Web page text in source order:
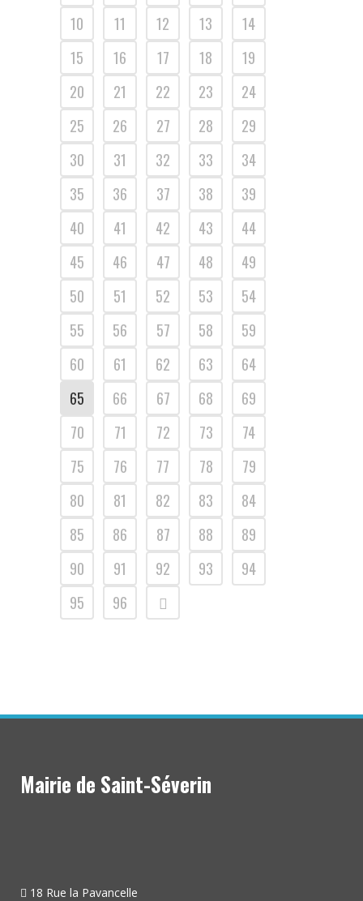
10
11 12 13
14
15
16 17 18
19
20
21 22 23
24
25
26 27 28
29
30
31 32 33
34
35
36 37 38
39
40
41 42 43
44
45
46 47 48
49
50
51 52 53
54
55
56 57 58
59
60
61 62 63
64
65
66 67 68
69
70
71 72 73
74
75
76 77 78
79
80
81 82 83
84
85
86 87 88
89
90
91 92 93
94
95
96
Mairie de Saint-Séverin
18 Rue la Pavancelle